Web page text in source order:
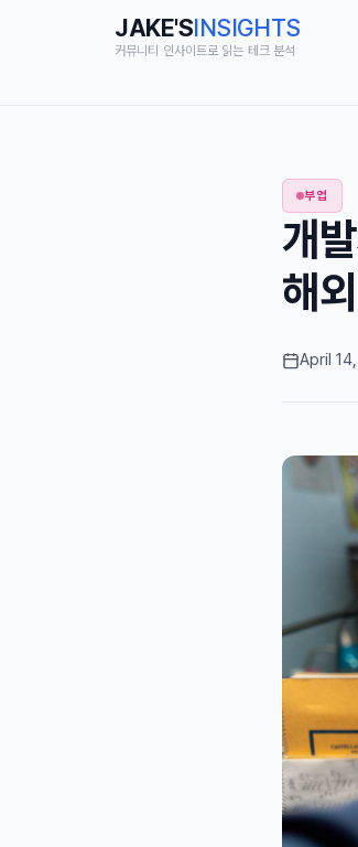
JAKE'SINSIGHTS
커뮤니티 인사이트로 읽는 테크 분석
부업
개
해
April